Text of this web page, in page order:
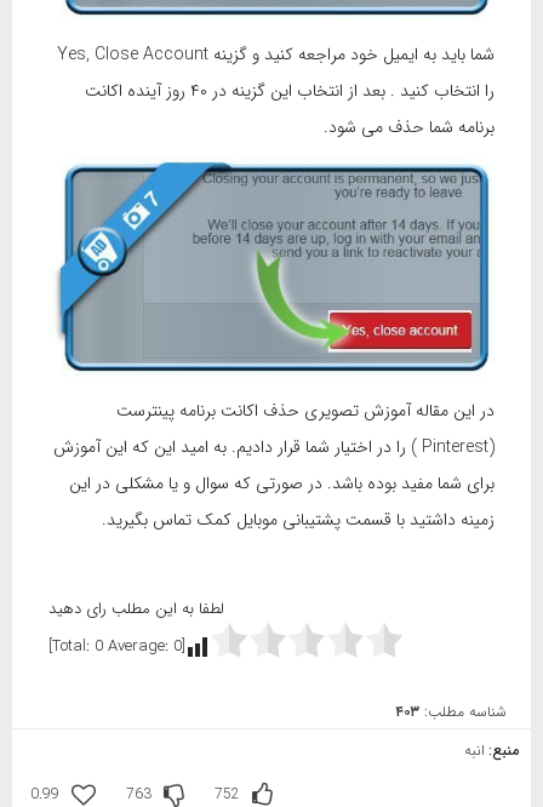
شما باید به ایمیل خود مراجعه کنید و گزینه Yes, Close Account
را انتخاب کنید . بعد از انتخاب این گزینه در ۴۰ روز آینده اکانت
برنامه شما حذف می شود.
در این مقاله آموزش تصویری حذف اکانت برنامه پینترست
(Pinterest ) را در اختیار شما قرار دادیم. به امید این که این آموزش
برای شما مفید بوده باشد. در صورتی که سوال و یا مشکلی در این
زمینه داشتید با قسمت پشتیبانی موبایل کمک تماس بگیرید.
لطفا به این مطلب رای دهید
[Total:
0Average: 0
]
شناسه مطلب: ۴۰۳
منبع: انبه
0.99
763 752